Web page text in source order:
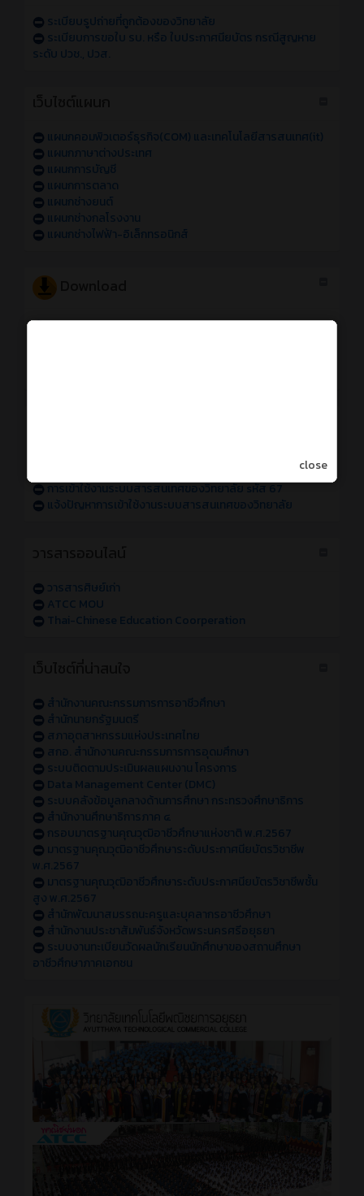
ระเบียบรูปถ่ายที่ถูกต้องของวิทยาลัย
ระเบียบการขอใบ รบ. หรือ ใบประกาศนียบัตร กรณีสูญหาย
ระดับ ปวช., ปวส.
แผนกคอมพิวเตอร์ธุรกิจ(COM) และเทคโนโลยีสารสนเทศ(it)
แผนกภาษาต่างประเทศ
แผนกการบัญชี
แผนกการตลาด
แผนกช่างยนต์
แผนกช่างกลโรงงาน
แผนกช่างไฟฟ้า-อิเล็กทรอนิกส์
Logo ATCC
การเข้าใช้งานระบบสารสนเทศของวิทยาลัย sหัส 67
แจ้งปัญหาการเข้าใช้งานระบบสารสนเทศของวิทยาลัย
วารสารศิษย์เก่า
ATCC MOU
Thai-Chinese Education Coorperation
สำนักงานคณะกรรมการการอาชีวศึกษา
สำนักนายกรัฐมนตรี
สภาอุตสาหกรรมแห่งประเทศไทย
สกอ. สำนักงานคณะกรรมการการอุดมศึกษา
ระบบติดตามประเมินผลแผนงาน โครงการ
Data Management Center (DMC)
ระบบคลังข้อมูลกลางด้านการศึกษา กระทรวงศึกษาธิการ
สำนักงานศึกษาธิการภาค ๔
กรอบมาตรฐานคุณวุฒิอาชีวศึกษาแห่งชาติ พ.ศ.2567
มาตรฐานคุณวุฒิอาชีวศึกษาระดับประกาศนียบัตรวิชาชีพ
พ.ศ.2567
มาตรฐานคุณวุฒิอาชีวศึกษาระดับประกาศนียบัตรวิชาชีพชั้น
สูง พ.ศ.2567
สำนักพัฒนาสมรรถนะครูและบุคลากรอาชีวศึกษา
สำนักงานประชาสัมพันธ์จังหวัดพระนครศรีอยุธยา
ระบบงานทะเบียนวัดผลนักเรียนนักศึกษาของสถานศึกษา
อาชีวศึกษาภาคเอกชน
close